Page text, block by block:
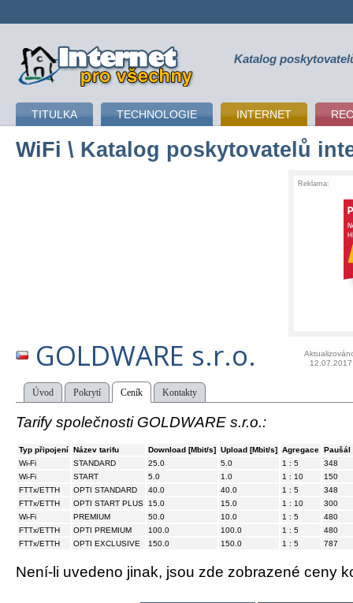
připojení k internetu Katalog
TITULKA TECHNOLOGIE INTERNET
WiFi \ Katalog poskytovatelů
Reklama:
GOLDWARE s.r.o.
12.07.2017
Úvod Pokrytí Ceník Kontakty
Tarify společnosti GOLDWARE s.r.o.:
Typ připojení Název tarifu Download [Mbit/s] Upload [Mbit/s] Agregace Paušál
Wi-Fi
STANDARD 25.0 5.0 1 : 5
348
Wi-Fi
START 5.0 1.0 1 : 10
150
FTTx/ETTH
OPTI STANDARD 40.0 40.0 1 : 5
348
FTTx/ETTH
OPTI START PLUS 15.0 15.0 1 : 10
300
Wi-Fi
PREMIUM 50.0 10.0 1 : 5
480
FTTx/ETTH
OPTI PREMIUM 100.0 100.0 1 : 5
480
FTTx/ETTH
OPTI EXCLUSIVE 150.0 150.0 1 : 5 787
Není-li uvedeno jinak, jsou zde zobrazené ceny